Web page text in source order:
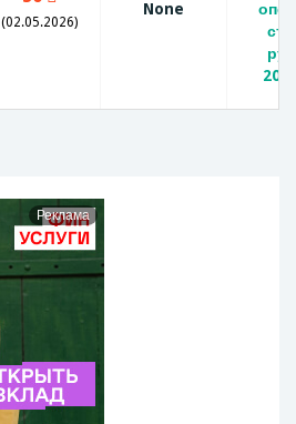
(02.05.2026)
None
Реклама